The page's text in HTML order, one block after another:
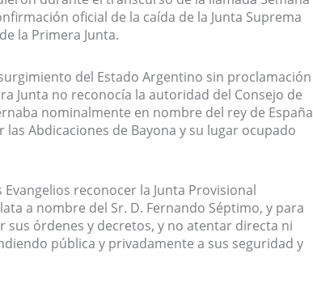
oficial de la caída de la Junta Suprema
la Primera Junta.
del Estado Argentino sin proclamación
Junta no reconocía la autoridad del Consejo de
nominalmente en nombre del rey de España
Abdicaciones de Bayona y su lugar ocupado
reconocer la Junta Provisional
a nombre del Sr. D. Fernando Séptimo, y para
sus órdenes y decretos, y no atentar directa ni
pública y privadamente a sus seguridad y